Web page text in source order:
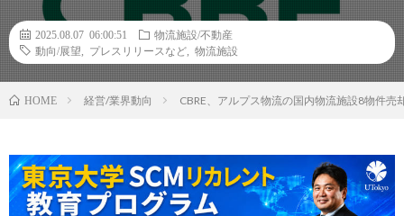
2025.08.07 06:00:51
物流施設/不動産
動向/展望
プレスリリースなど 物流施設
HOME 経営/業界動向 CBRE、アルプス物流の国内物流施設8物件売